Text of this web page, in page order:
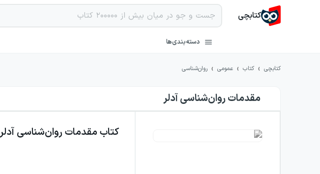
کتابچی
دسته‌بندی‌ها
کتابچی › کتاب › عمومی › روان‌شناسی
مقدمات روان‌شناسی آدلر
کتاب مقدمات روان‌شناسی آدلر